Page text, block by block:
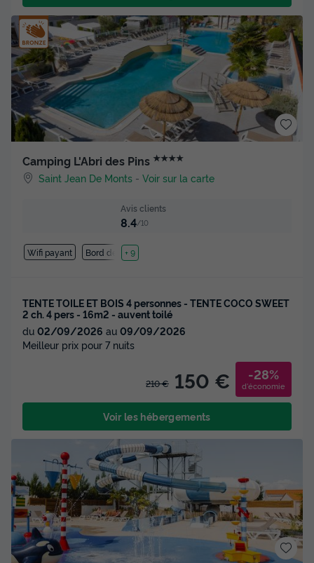
Camping L'Abri des Pins ★★★★
Saint Jean De Monts -Voir sur la carte
Avis clients
8.4/10
Wifi payant Bord de mer
+ 9
TENTE TOILE ET BOIS 4 personnes - TENTE COCO SWEET
2 ch. 4 pers - 16m2 - auvent toilé
du 02/09/2026 au 09/09/2026
Meilleur prix pour 7 nuits
210 € 150 € -28%
d'économie
Voir les hébergements